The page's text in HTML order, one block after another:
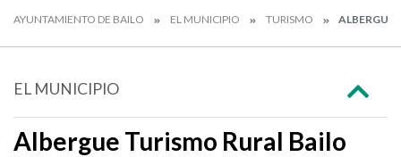
AYUNTAMIENTO DE BAILO EL MUNICIPIO TURISMO ALBERGUE
EL MUNICIPIO
Albergue Turismo Rural Bailo